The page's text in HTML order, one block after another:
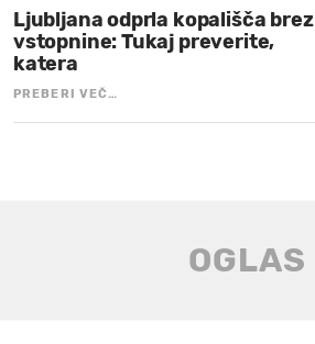
Ljubljana odprla kopališča brez
vstopnine: Tukaj preverite,
katera
PREBERI VEČ…